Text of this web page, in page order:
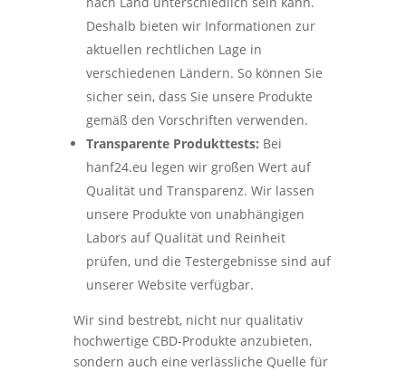
Deshalb bieten wir Informationen zur
aktuellen rechtlichen Lage in
verschiedenen Ländern. So können Sie
sicher sein, dass Sie unsere Produkte
gemäß den Vorschriften verwenden.
Transparente Produkttests: Bei
hanf24.eu legen wir großen Wert auf
Qualität und Transparenz. Wir lassen
unsere Produkte von unabhängigen
Labors auf Qualität und Reinheit
prüfen, und die Testergebnisse sind auf
unserer Website verfügbar.
Wir sind bestrebt, nicht nur qualitativ
hochwertige CBD-Produkte anzubieten,
sondern auch eine verlässliche Quelle für